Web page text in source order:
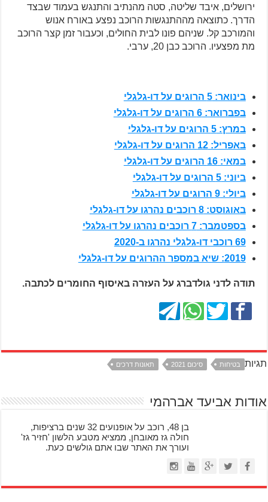
ירושלים, איבד שליטה, סטה מהנתיב והתנגש בעמוד שבצד
הדרך. כתוצאה מההתנגשות הרוכב נפצע באורח אנוש
והמורכב קל. שניהם פונו לבית החולים, וכעבור זמן קצר הרוכב
מת מפצעיו. הרוכב כבן 20, ערבי.
בינואר: 5 הרוגים על דו-גלגלי
בפברואר: 6 הרוגים על דו-גלגלי
במרץ: 5 הרוגים על דו-גלגלי
באפריל: 12 הרוגים על דו-גלגלי
במאי: 16 הרוגים על דו-גלגלי
ביוני: 5 הרוגים על דו-גלגלי
ביולי: 9 הרוגים על דו-גלגלי
באוגוסט: 8 רוכבים נהרגו על דו-גלגלי
בספטמבר: 7 רוכבים נהרגו על דו-גלגלי
69 רוכבי דו-גלגלי נהרגו ב-2020
2019: שיא במספר ההרוגים על דו-גלגלי
תודה לדני גולדברג על העזרה באיסוף החומרים לכתבה.
תגיות בטיחות סיכום 2021 תאונות דרכים
אודות אביעד אברהמי
בן 48, רוכב על אופנועים 32 שנים ברציפות,
חולה גז מאובחן, ממציא מטבע הלשון 'חזיר גז'
ועורך את האתר שבו אתם גולשים כעת.